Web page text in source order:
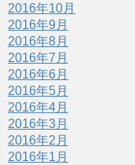
2016年10月
2016年9月
2016年8月
2016年7月
2016年6月
2016年5月
2016年4月
2016年3月
2016年2月
2016年1月